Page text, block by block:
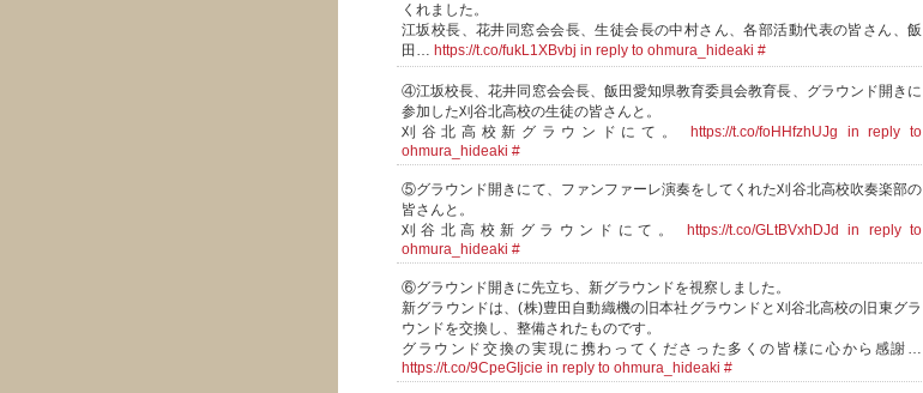
くれました。
江坂校長、花井同窓会会長、生徒会長の中村さん、各部活動代表の皆さん、飯
田… https://t.co/fukL1XBvbj in reply to ohmura_hideaki #
④江坂校長、花井同窓会会長、飯田愛知県教育委員会教育長、グラウンド開きに
参加した刈谷北高校の生徒の皆さんと。
刈谷北高校新グラウンドにて。
https://t.co/foHHfzhUJg
in reply to
ohmura_hideaki #
⑤グラウンド開きにて、ファンファーレ演奏をしてくれた刈谷北高校吹奏楽部の
皆さんと。
刈谷北高校新グラウンドにて。
https://t.co/GLtBVxhDJd
in reply to
ohmura_hideaki #
⑥グラウンド開きに先立ち、新グラウンドを視察しました。
新グラウンドは、(株)豊田自動織機の旧本社グラウンドと刈谷北高校の旧東グラ
ウンドを交換し、整備されたものです。
グラウンド交換の実現に携わってくださった多くの皆様に心から感謝…
https://t.co/9CpeGIjcie in reply to ohmura_hideaki #